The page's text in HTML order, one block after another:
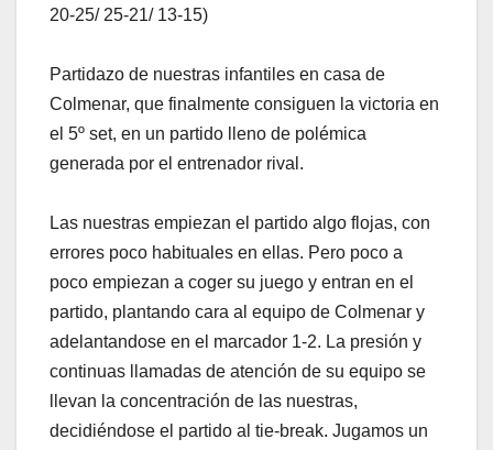
20-25/ 25-21/ 13-15)
Partidazo de nuestras infantiles en casa de
Colmenar, que finalmente consiguen la victoria en
el 5º set, en un partido lleno de polémica
generada por el entrenador rival.
Las nuestras empiezan el partido algo flojas, con
errores poco habituales en ellas. Pero poco a
poco empiezan a coger su juego y entran en el
partido, plantando cara al equipo de Colmenar y
adelantandose en el marcador 1-2. La presión y
continuas llamadas de atención de su equipo se
llevan la concentración de las nuestras,
decidiéndose el partido al tie-break. Jugamos un